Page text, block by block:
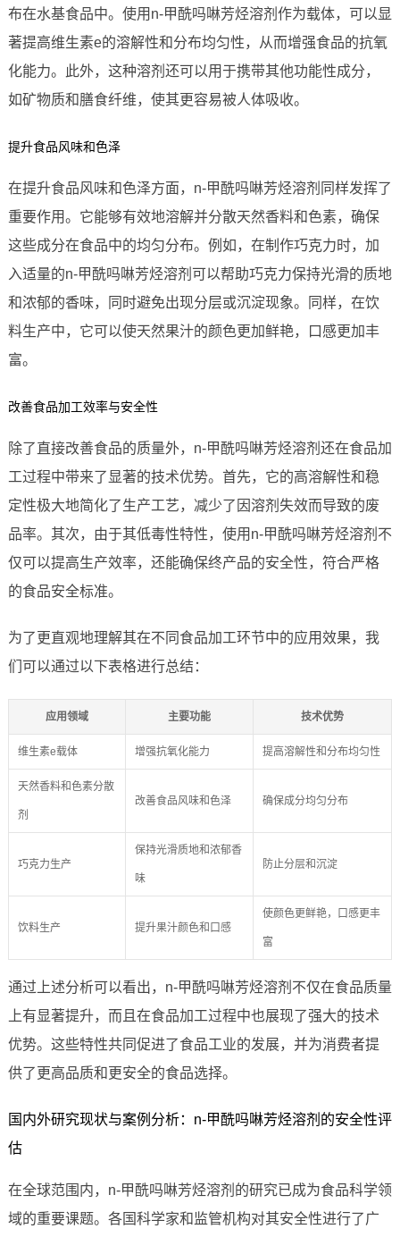
布在水基食品中。使用n-甲酰吗啉芳烃溶剂作为载体，可以显
著提高维生素e的溶解性和分布均匀性，从而增强食品的抗氧
化能力。此外，这种溶剂还可以用于携带其他功能性成分，
如矿物质和膳食纤维，使其更容易被人体吸收。
提升食品风味和色泽
在提升食品风味和色泽方面，n-甲酰吗啉芳烃溶剂同样发挥了
重要作用。它能够有效地溶解并分散天然香料和色素，确保
这些成分在食品中的均匀分布。例如，在制作巧克力时，加
入适量的n-甲酰吗啉芳烃溶剂可以帮助巧克力保持光滑的质地
和浓郁的香味，同时避免出现分层或沉淀现象。同样，在饮
料生产中，它可以使天然果汁的颜色更加鲜艳，口感更加丰
富。
改善食品加工效率与安全性
除了直接改善食品的质量外，n-甲酰吗啉芳烃溶剂还在食品加
工过程中带来了显著的技术优势。首先，它的高溶解性和稳
定性极大地简化了生产工艺，减少了因溶剂失效而导致的废
品率。其次，由于其低毒性特性，使用n-甲酰吗啉芳烃溶剂不
仅可以提高生产效率，还能确保终产品的安全性，符合严格
的食品安全标准。
为了更直观地理解其在不同食品加工环节中的应用效果，我
们可以通过以下表格进行总结：
应用领域 主要功能 技术优势
维生素e载体 增强抗氧化能力 提高溶解性和分布均匀性
天然香料和色素分散
剂
改善食品风味和色泽 确保成分均匀分布
巧克力生产
保持光滑质地和浓郁香
味
防止分层和沉淀
饮料生产 提升果汁颜色和口感
使颜色更鲜艳，口感更丰
富
通过上述分析可以看出，n-甲酰吗啉芳烃溶剂不仅在食品质量
上有显著提升，而且在食品加工过程中也展现了强大的技术
优势。这些特性共同促进了食品工业的发展，并为消费者提
供了更高品质和更安全的食品选择。
国内外研究现状与案例分析：n-甲酰吗啉芳烃溶剂的安全性评
估
在全球范围内，n-甲酰吗啉芳烃溶剂的研究已成为食品科学领
域的重要课题。各国科学家和监管机构对其安全性进行了广